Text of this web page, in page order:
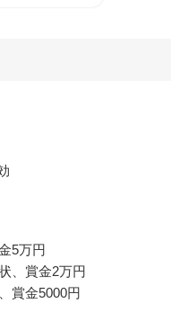
5万円
、賞金2万円
賞金5000円